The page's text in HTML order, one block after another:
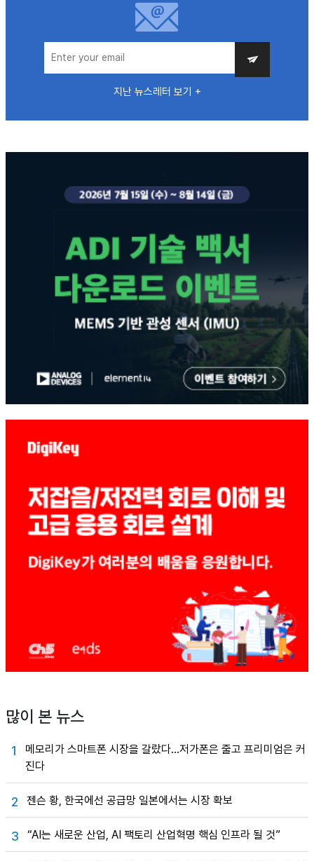
지난 뉴스레터 보기 +
많이 본 뉴스
1
메모리가 스마트폰 시장을 갈랐다…저가폰은 줄고 프리미엄은 커
진다
2 젠슨 황, 한국에선 공급망 일본에서는 시장 확보
3 “AI는 새로운 산업, AI 팩토리 산업혁명 핵심 인프라 될 것”